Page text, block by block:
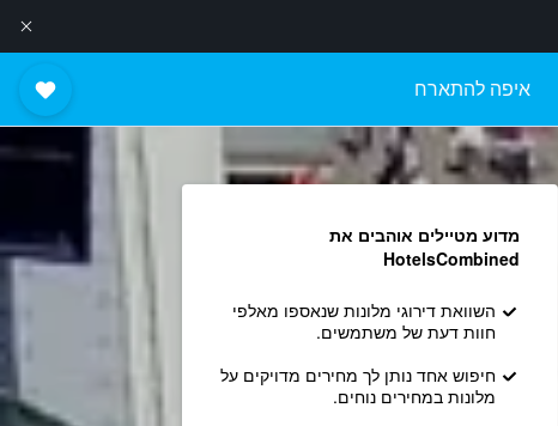
איפה להתארח
מדוע מטיילים אוהבים את
HotelsCombined
השוואת דירוגי מלונות שנאספו מאלפי
חוות דעת של משתמשים.
חיפוש אחד נותן לך מחירים מדויקים על
מלונות במחירים נוחים.